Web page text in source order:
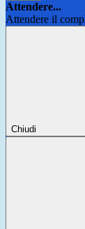
Attendere...
Attendere il
Chiudi